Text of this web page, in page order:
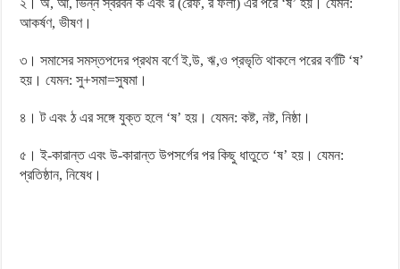
২। অ, আ, ভিন্ন স্বরবর্ন ক এবং র (রেফ, র ফলা) এর পরে ‘ষ’ হয়। যেমন:
আকর্ষণ, ভীষণ।
৩। সমাসের সমস্তপদের প্রথম বর্ণে ই,উ, ঋ,ও প্রভৃতি থাকলে পরের বর্ণটি ‘ষ’
হয়। যেমন: সু+সমা=সুষমা।
৪। ট এবং ঠ এর সঙ্গে যুক্ত হলে ‘ষ’ হয়। যেমন: কষ্ট, নষ্ট, নিষ্ঠা।
৫। ই-কারান্ত এবং উ-কারান্ত উপসর্গের পর কিছু ধাতুতে ‘ষ’ হয়। যেমন:
প্রতিষ্ঠান, নিষেধ।